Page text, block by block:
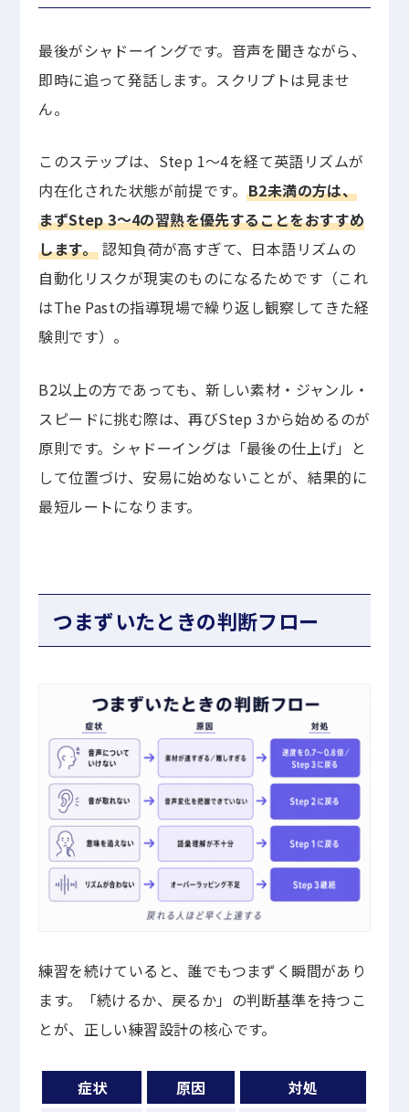
最後がシャドーイングです。音声を聞きながら、
即時に追って発話します。スクリプトは見ませ
ん。
このステップは、Step 1〜4を経て英語リズムが
内在化された状態が前提です。B2未満の方は、
まずStep 3〜4の習熟を優先することをおすすめ
します。 認知負荷が高すぎて、日本語リズムの
自動化リスクが現実のものになるためです（これ
はThe Pastの指導現場で繰り返し観察してきた経
験則です）。
B2以上の方であっても、新しい素材・ジャンル・
スピードに挑む際は、再びStep 3から始めるのが
原則です。シャドーイングは「最後の仕上げ」と
して位置づけ、安易に始めないことが、結果的に
最短ルートになります。
つまずいたときの判断フロー
練習を続けていると、誰でもつまずく瞬間があり
ます。「続けるか、戻るか」の判断基準を持つこ
とが、正しい練習設計の核心です。
症状 原因 対処